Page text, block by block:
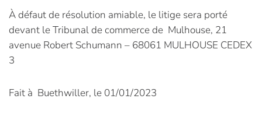
À défaut de résolution amiable, le litige sera porté
devant le Tribunal de commerce de Mulhouse, 21
avenue Robert Schumann – 68061 MULHOUSE CEDEX
3
Fait à Buethwiller, le 01/01/2023